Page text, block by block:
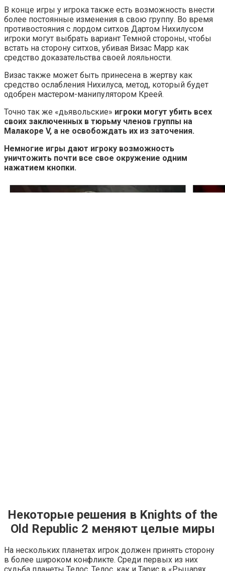
В конце игры у игрока также есть возможность внести
более постоянные изменения в свою группу. Во время
противостояния с лордом ситхов Дартом Нихилусом
игроки могут выбрать вариант Темной стороны, чтобы
встать на сторону ситхов, убивая Визас Марр как
средство доказательства своей лояльности.
Визас также может быть принесена в жертву как
средство ослабления Нихилуса, метод, который будет
одобрен мастером-манипулятором Креей.
Точно так же «дьявольские» игроки могут убить всех
своих заключенных в тюрьму членов группы на
Малакоре V, а не освобождать их из заточения.
Немногие игры дают игроку возможность
уничтожить почти все свое окружение одним
нажатием кнопки.
Некоторые решения в Knights of the
Old Republic 2 меняют целые миры
На нескольких планетах игрок должен принять сторону
в более широком конфликте. Среди первых из них